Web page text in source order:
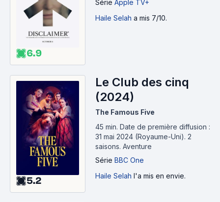
6.9
Série Apple TV+
Haile Selah a mis 7/10.
5.2
Le Club des cinq
(2024)
The Famous Five
45 min. Date de première diffusion :
31 mai 2024 (Royaume-Uni). 2
saisons. Aventure
Série BBC One
Haile Selah l'a mis en envie.